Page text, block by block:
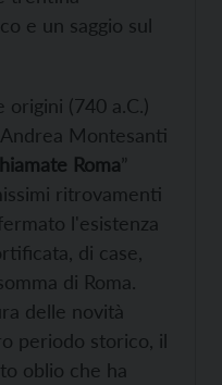
e un saggio sul
origini (740 a.C.)
Montesanti
Roma”
ritrovamenti
l'esistenza
di case,
di Roma.
delle novità
periodo storico, il
oblio che ha